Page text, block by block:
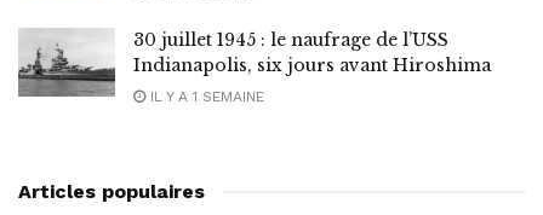
30 juillet 1945 : le naufrage de l’USS
Indianapolis, six jours avant Hiroshima
IL Y A 1 SEMAINE
Articles populaires